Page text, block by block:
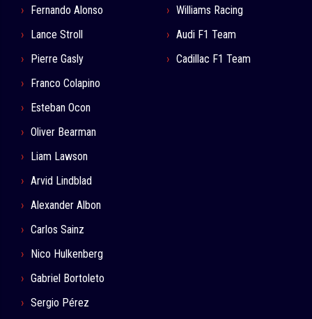
Fernando Alonso
Lance Stroll
Pierre Gasly
Franco Colapino
Esteban Ocon
Oliver Bearman
Liam Lawson
Arvid Lindblad
Alexander Albon
Carlos Sainz
Nico Hulkenberg
Gabriel Bortoleto
Sergio Pérez
Williams Racing
Audi F1 Team
Cadillac F1 Team